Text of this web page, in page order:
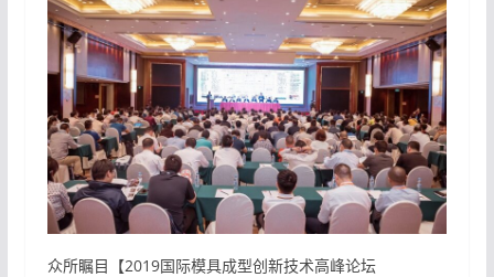
众所瞩目【2019国际模具成型创新技术高峰论坛